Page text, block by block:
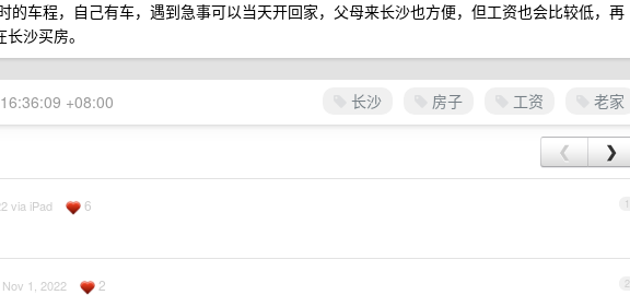
的车程，自己有车，遇到急事可以当天开回家，父母来长沙也方便，但工资也会比较低，再
沙买房。
长沙 房子 工资 老家
+08:00
❮ ❯
1
via iPad 6
2
Nov 1, 2022 2